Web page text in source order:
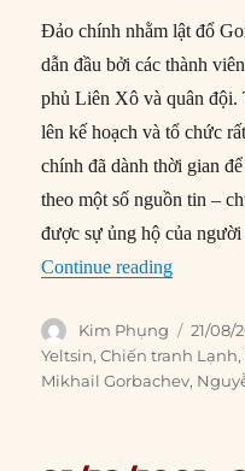
Đảo chính nhằm lật đổ
dẫn đầu bởi các thành
phủ Liên Xô và quân
lên kế hoạch và tổ chức
chính đã dành thời gian
theo một số nguồn tin –
được sự ủng hộ của
Continue reading“21/08/
Author
Kim Phụng
Posted
on
21/08/
Yeltsin,Chiến tranh Lạnh,
Mikhail Gorbachev,